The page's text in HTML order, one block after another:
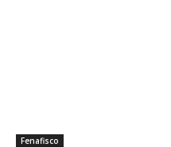
Fenafisco